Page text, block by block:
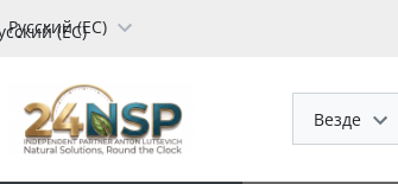
Русский (ЕС)
Везде